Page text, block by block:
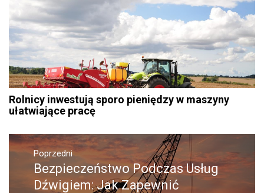
Rolnicy inwestują sporo pieniędzy w maszyny
ułatwiające pracę
Nawigacja
wpisu
Poprzedni
Poprzedni
wpis:
Bezpieczeństwo Podczas Usług
Dźwigiem: Jak Zapewnić